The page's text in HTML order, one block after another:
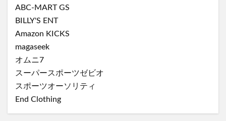
ABC-MART GS
BILLY'S ENT
Amazon KICKS
magaseek
オムニ7
スーパースポーツゼビオ
スポーツオーソリティ
End Clothing